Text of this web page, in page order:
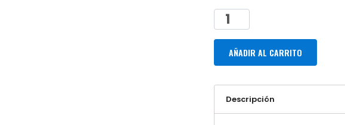
AÑADIR AL CARRITO
Descripción